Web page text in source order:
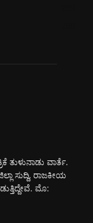
ತುಳುನಾಡು ವಾರ್ತೆ.
ಸುದ್ದಿ, ರಾಜಕೀಯ
ಮೊ: